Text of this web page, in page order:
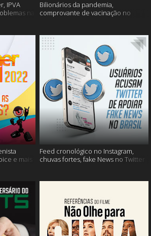
IPVA
na
Bilionários da pandemia,
comprovante de vacinação no
e mais
Feed cronológico no Instagram,
chuvas fortes, fake News no Twitter